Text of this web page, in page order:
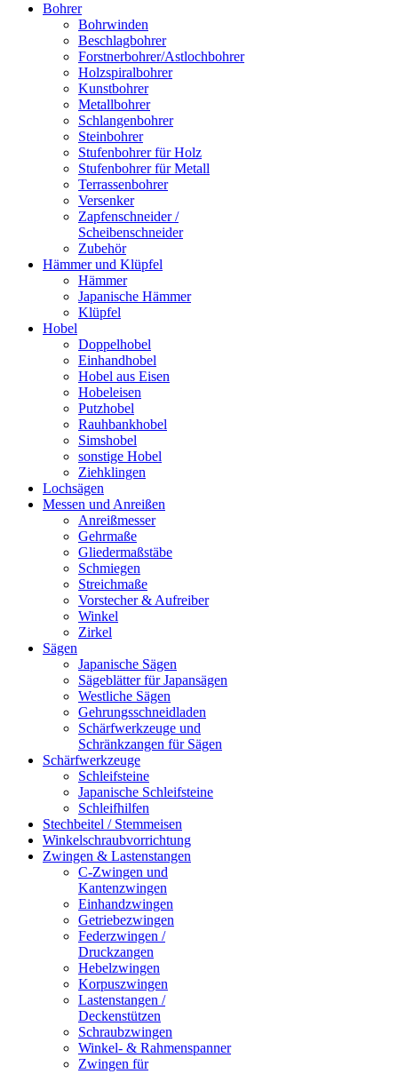
Bohrer
Bohrwinden
Beschlagbohrer
Forstnerbohrer/Astlochbohrer
Holzspiralbohrer
Kunstbohrer
Metallbohrer
Schlangenbohrer
Steinbohrer
Stufenbohrer für Holz
Stufenbohrer für Metall
Terrassenbohrer
Versenker
Zapfenschneider /
Scheibenschneider
Zubehör
Hämmer und Klüpfel
Hämmer
Japanische Hämmer
Klüpfel
Hobel
Doppelhobel
Einhandhobel
Hobel aus Eisen
Hobeleisen
Putzhobel
Rauhbankhobel
Simshobel
sonstige Hobel
Ziehklingen
Lochsägen
Messen und Anreißen
Anreißmesser
Gehrmaße
Gliedermaßstäbe
Schmiegen
Streichmaße
Vorstecher & Aufreiber
Winkel
Zirkel
Sägen
Japanische Sägen
Sägeblätter für Japansägen
Westliche Sägen
Gehrungsschneidladen
Schärfwerkzeuge und
Schränkzangen für Sägen
Schärfwerkzeuge
Schleifsteine
Japanische Schleifsteine
Schleifhilfen
Stechbeitel / Stemmeisen
Winkelschraubvorrichtung
Zwingen & Lastenstangen
C-Zwingen und
Kantenzwingen
Einhandzwingen
Getriebezwingen
Federzwingen /
Druckzangen
Hebelzwingen
Korpuszwingen
Lastenstangen /
Deckenstützen
Schraubzwingen
Winkel- & Rahmenspanner
Zwingen für